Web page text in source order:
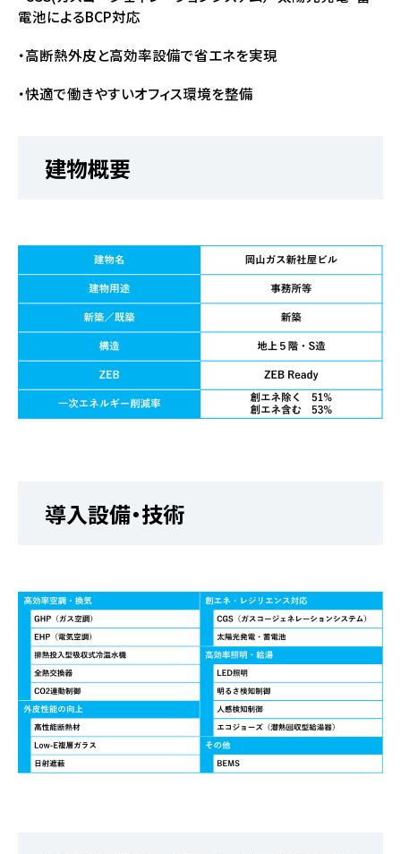
電池によるBCP対応
・高断熱外皮と高効率設備で省エネを実現
・快適で働きやすいオフィス環境を整備
建物概要
導入設備・技術